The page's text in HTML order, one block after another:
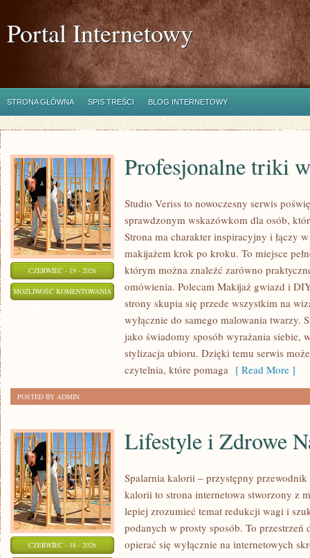
Portal Internetowy
STRONA GŁÓWNA SPIS TREŚCI BLOG INTERNETOWY
CZERWIEC - 19 - 2026
MOŻLIWOŚĆ KOMENTOWANIA PROFESJONALNE
TRIKI
WIZAŻYSTÓW
Profesjonalne triki
Studio Veriss to nowoczesny serwis
sprawdzonym wskazówkom dla osób,
Strona ma charakter inspiracyjny i łączy
makijażem krok po kroku. To miejsce
którym można znaleźć zarówno
omówienia. Polecam Makijaż gwiazd i
strony skupia się przede wszystkim na
wyłącznie do samego malowania twarzy.
jako świadomy sposób wyrażania siebie,
stylizacja ubioru. Dzięki temu serwis
czytelnia, które pomaga [ Read More ]
POSTED BY ADMIN
CZERWIEC - 18 - 2026
Lifestyle i Zdrowe
Spalarnia kalorii – przystępny
kalorii to strona internetowa stworzony z
lepiej zrozumieć temat redukcji wagi i
podanych w prosty sposób. To
opierać się wyłącznie na internetowych